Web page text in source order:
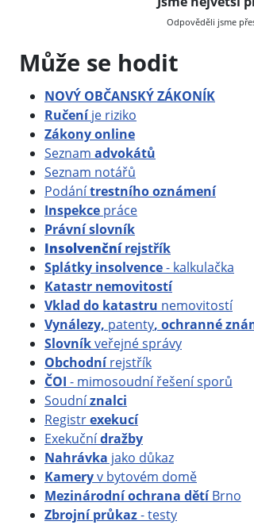
Odpověděli jsme
Může se hodit
NOVÝ OBČANSKÝ ZÁKONÍK
Ručeníje riziko
Zákony online
Seznam advokátů
Seznam notářů
Podánítrestního oznámení
Inspekce práce
Právní slovník
Insolvenčnírejstřík
Splátky insolvence- kalkulačka
Katastr nemovitostí
Vklad do katastru nemovitostí
Vynálezy, patenty, ochranné
Slovníkveřejné správy
Obchodnírejstřík
ČOI - mimosoudní řešení sporů
Soudníznalci
Registrexekucí
Exekučnídražby
Nahrávka jako důkaz
Kameryv bytovém domě
Mezinárodní ochrana dětíBrno
Zbrojní průkaz- testy